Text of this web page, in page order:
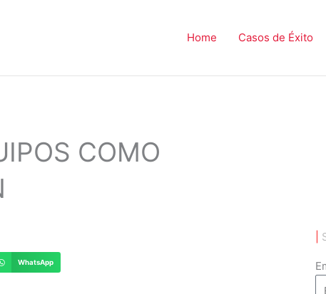
Home Casos de Éxito
COMO
WhatsApp